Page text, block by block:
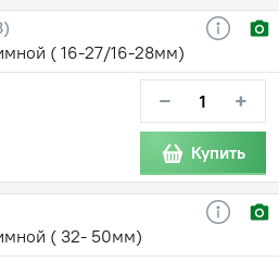
( 16-27/16-28мм)
− +
Купить
( 32- 50мм)